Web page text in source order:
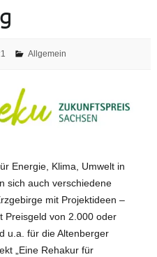
Allgemein
Energie, Klima, Umwelt in
sich auch verschiedene
mit Projektideen –
Preisgeld von 2.000 oder
u.a. für die Altenberger
„Eine Rehakur für